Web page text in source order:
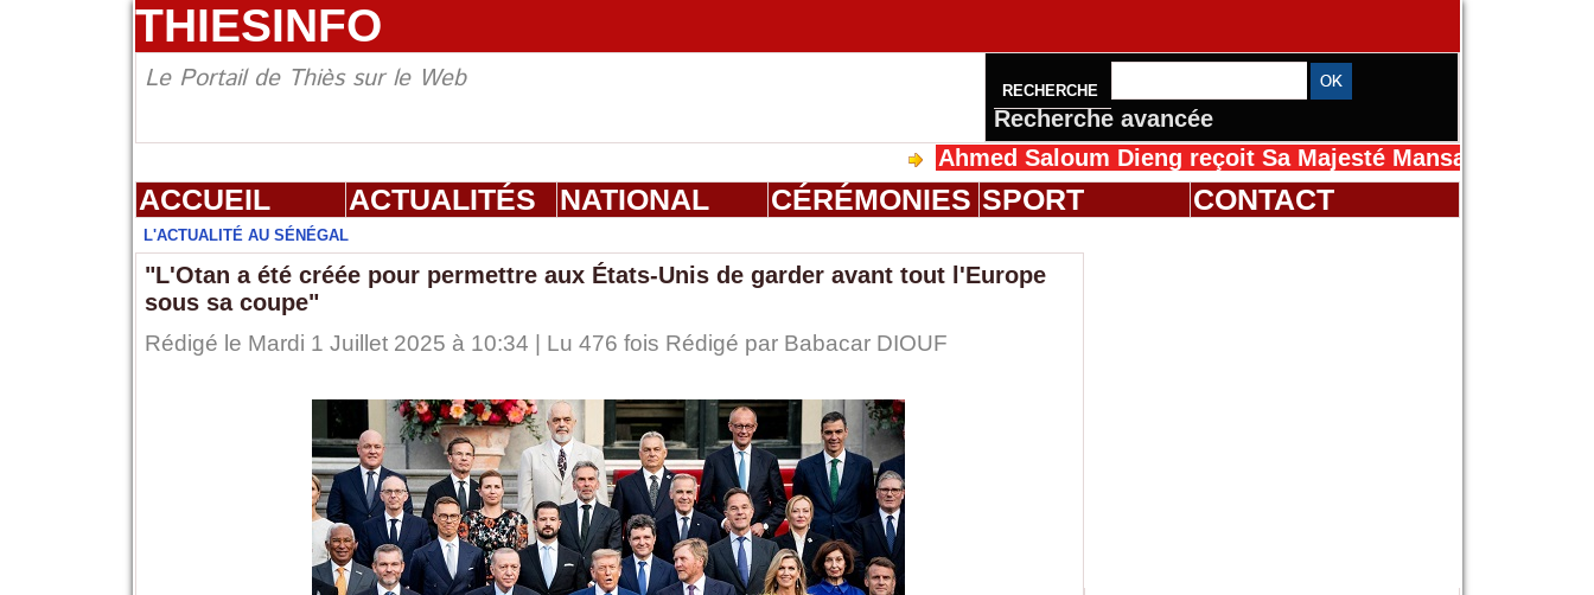
THIESINFO
Le Portail de Thiès sur le Web RECHERCHE
Recherche avancée
Ahmed Saloum Dieng reçoit Sa Majesté Mansah Cissé au
ACCUEIL ACTUALITÉS NATIONAL CÉRÉMONIES SPORT CONTACT
L'ACTUALITÉ AU SÉNÉGAL
"L'Otan a été créée pour permettre aux États-Unis de garder avant tout l'Europe
sous sa coupe"
Rédigé le Mardi 1 Juillet 2025 à 10:34 | Lu 476 fois Rédigé par Babacar DIOUF